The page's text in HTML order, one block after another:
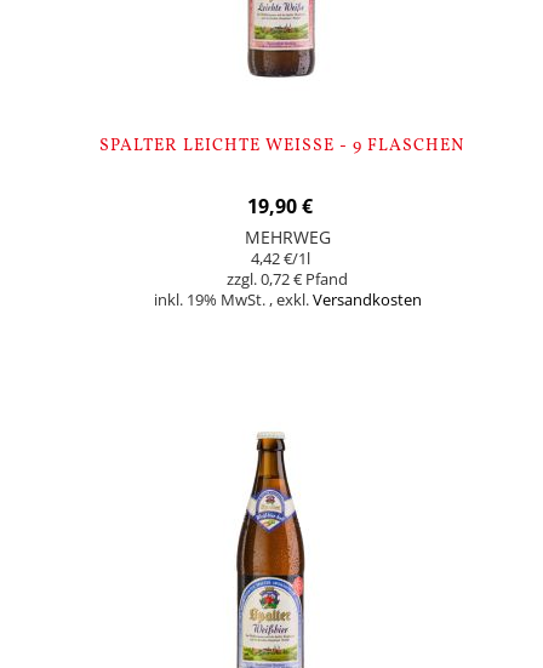
SPALTER LEICHTE WEISSE - 9 FLASCHEN
19,90 €
MEHRWEG
4,42 €/1l
0,72 €
inkl. 19% MwSt. ,exkl.Versandkosten